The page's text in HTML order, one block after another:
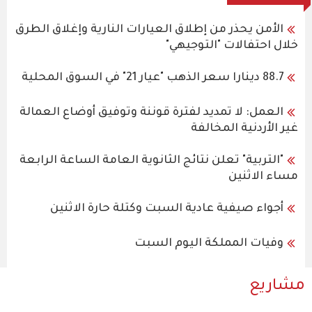
الأمن يحذر من إطلاق العيارات النارية وإغلاق الطرق
خلال احتفالات "التوجيهي"
88.7 دينارا سعر الذهب "عيار 21" في السوق المحلية
العمل: لا تمديد لفترة قوننة وتوفيق أوضاع العمالة
غير الأردنية المخالفة
"التربية" تعلن نتائج الثانوية العامة الساعة الرابعة
مساء الاثنين
أجواء صيفية عادية السبت وكتلة حارة الاثنين
وفيات المملكة اليوم السبت
مشاريع